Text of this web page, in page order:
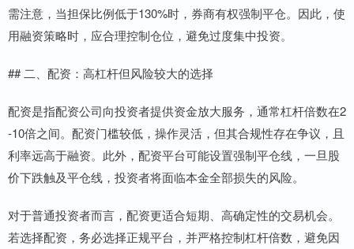
需注意，当担保比例低于130%时，券商有权强制平仓。因此，使
用融资策略时，应合理控制仓位，避免过度集中投资。
## 二、配资：高杠杆但风险较大的选择
配资是指配资公司向投资者提供资金放大服务，通常杠杆倍数在2
-10倍之间。配资门槛较低，操作灵活，但其合规性存在争议，且
利率远高于融资。此外，配资平台可能设置强制平仓线，一旦股
价下跌触及平仓线，投资者将面临本金全部损失的风险。
对于普通投资者而言，配资更适合短期、高确定性的交易机会。
若选择配资，务必选择正规平台，并严格控制杠杆倍数，避免因